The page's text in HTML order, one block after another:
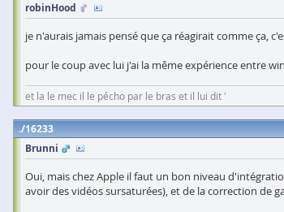
robinHood
je n'aurais jamais pensé que ça réagirait comme ça,
pour le coup avec lui j'ai la même expérience entre
et la le mec il le pécho par le bras et il lui dit '
16233
Brunni
Oui, mais chez Apple il faut un bon niveau
avoir des vidéos sursaturées), et de la correction de